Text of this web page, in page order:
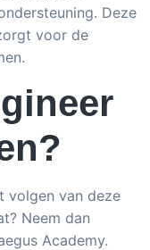
Deze
voor de
volgen van deze
Neem dan
Academy.